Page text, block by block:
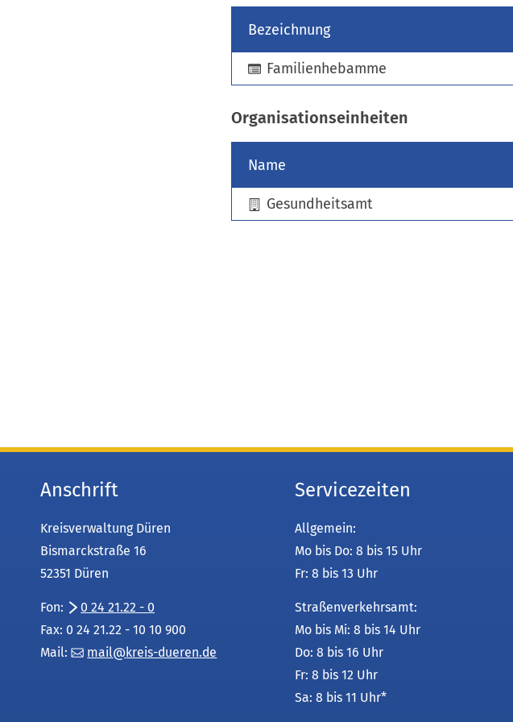
Bezeichnung
Familienhebamme
Organisationseinheiten
Name
Gesundheitsamt
Anschrift
Kreisverwaltung Düren
Bismarckstraße 16
52351 Düren
Fon:
0 24 21.22 - 0
Fax: 0 24 21.22 - 10 10 900
Mail:
mail kreis-dueren de
Servicezeiten
Allgemein:
Mo bis Do: 8 bis 15 Uhr
Fr: 8 bis 13 Uhr
Straßenverkehrsamt:
Mo bis Mi: 8 bis 14 Uhr
Do: 8 bis 16 Uhr
Fr: 8 bis 12 Uhr
Sa: 8 bis 11 Uhr*